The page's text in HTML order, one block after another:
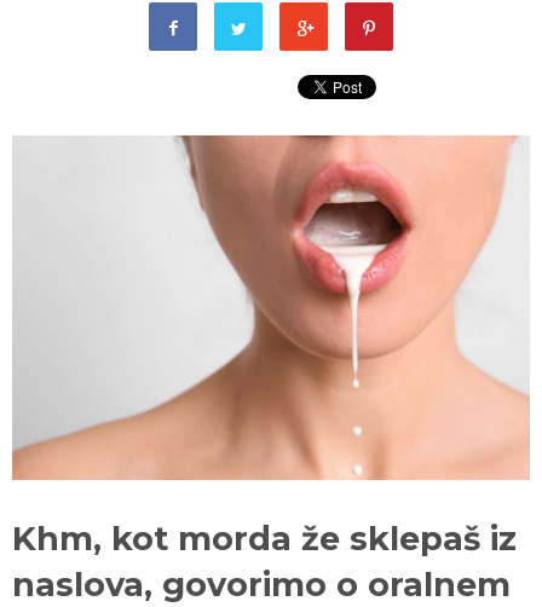
Khm, kot morda že sklepaš iz
naslova, govorimo o oralnem